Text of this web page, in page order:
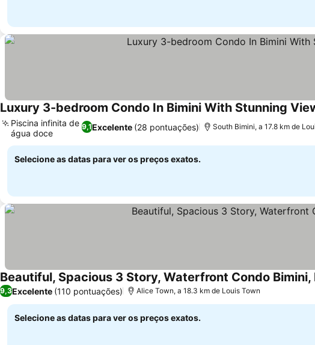
Luxury 3-bedroom Condo In Bimini With Stunning
9,1Excelente (28 pontuações)
Piscina infinita de
água doce
South Bimini, a 17.8 km de
Selecione as datas para ver os preços exatos.
Beautiful, Spacious 3 Story, Waterfront Condo Bimini,
9,3Excelente (110 pontuações) Alice Town, a 18.3 km de Louis Town
Selecione as datas para ver os preços exatos.